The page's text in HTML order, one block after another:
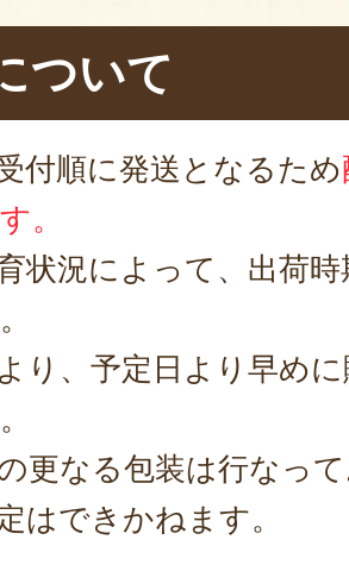
粗熱を取ります
香りが広がって、す
ふりかけて、茹でた
リ……うん、
しますね。あまりの
が止まりません！
ついて
付順に発送となるため
。
状況によって、出荷
り、予定日より早め
更なる包装は行なっ
はできかねます。